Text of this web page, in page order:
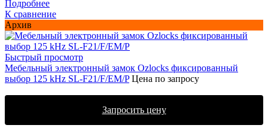
Подробнее
К сравнение
Архив
Быстрый просмотр
Мебельный электронный замок Ozlocks фиксированный
выбор 125 kHz SL-F21/F/EM/P Цена по запросу
Запросить цену